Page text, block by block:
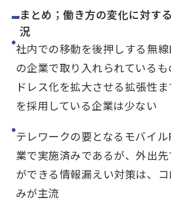
まとめ；働き方の変化に対す
況
社内での移動を後押しする無線
の企業で取り入れられている
ドレス化を拡大させる拡張性
を採用している企業は少ない
テレワークの要となるモバイ
業で実施済みであるが、外出
ができる情報漏えい対策は、
みが主流